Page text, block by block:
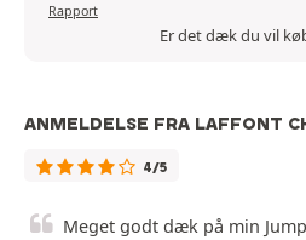
Rapport
Er det dæk du vil
ANMELDELSE FRA LAFFONT
4/5
Meget godt dæk på min